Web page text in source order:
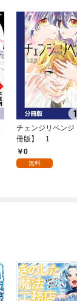
チェンジリベンジ
冊版】 1
0
無料